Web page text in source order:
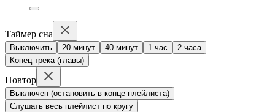
Таймер сна
Выключить 20 минут 40 минут 1 час
2 часа
Конец трека (главы)
Повтор
Выключен (остановить в конце плейлиста)
Слушать весь плейлист по кругу